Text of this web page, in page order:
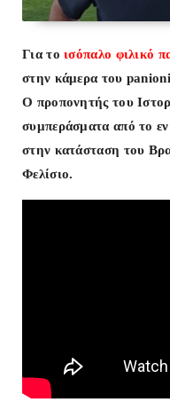
Για τοισόπαλο φιλικό
στην κάμερα του
Ο προπονητής του
συμπεράσματα από το
στην κατάσταση του
Φελίσιο.